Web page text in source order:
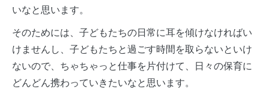
いなと思います。
そのためには、子どもたちの日常に耳を傾けなければい
けませんし、子どもたちと過ごす時間を取らないといけ
ないので、ちゃちゃっと仕事を片付けて、日々の保育に
どんどん携わっていきたいなと思います。